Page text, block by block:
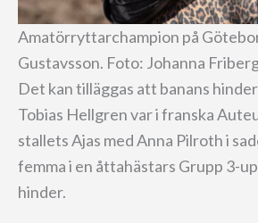
Amatörryttarchampion på
Gustavsson. Foto: Johanna
Det kan tilläggas att banans
Tobias Hellgren var i franska
stallets Ajas med Anna Pilroth i
femma i en åttahästars Grupp 3-
hinder.